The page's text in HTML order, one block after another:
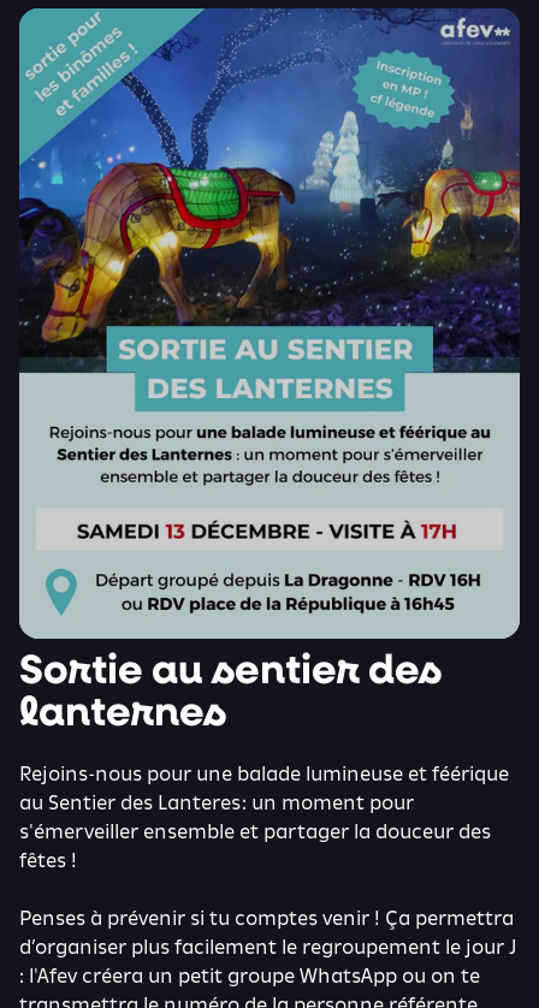
Sortie au sentier des
lanternes
Rejoins-nous pour une balade lumineuse et féérique
au Sentier des Lanteres: un moment pour
s'émerveiller ensemble et partager la douceur des
fêtes !
Penses à prévenir si tu comptes venir ! Ça permettra
d’organiser plus facilement le regroupement le jour J
: l'Afev créera un petit groupe WhatsApp ou on te